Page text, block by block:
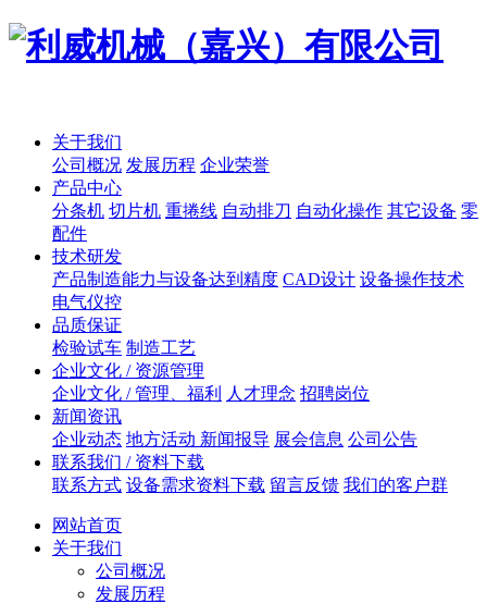
关于我们
公司概况 发展历程 企业荣誉
产品中心
分条机 切片机 重捲线 自动排刀 自动化操作 其它设备 零
配件
技术研发
产品制造能力与设备达到精度 CAD设计 设备操作技术
电气仪控
品质保证
检验试车 制造工艺
企业文化 / 资源管理
企业文化 / 管理、福利
人才理念 招聘岗位
新闻资讯
企业动态 地方活动 新闻报导 展会信息 公司公告
联系我们 / 资料下载
联系方式 设备需求资料下载 留言反馈 我们的客户群
网站首页
关于我们
公司概况
发展历程